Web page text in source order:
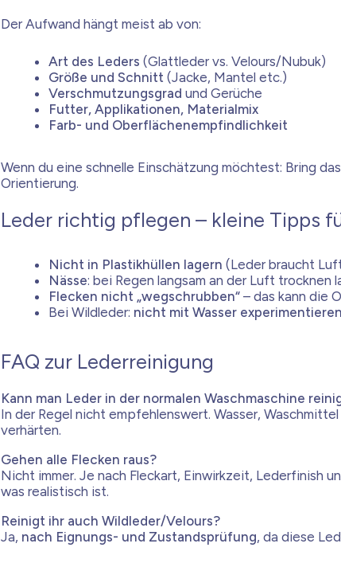
Der Aufwand hängt meist ab von:
Art des Leders (Glattleder vs. Velours/Nubuk)
Größe und Schnitt (Jacke, Mantel etc.)
Verschmutzungsgrad und Gerüche
Futter, Applikationen, Materialmix
Farb- und Oberflächenempfindlichkeit
Wenn du eine schnelle Einschätzung möchtest: Bring
Orientierung.
Leder richtig pflegen – kleine Tipps
Nicht in Plastikhüllen lagern (Leder braucht
Nässe: bei Regen langsam an der Luft trocknen
Flecken nicht „wegschrubben“ – das kann die
Bei Wildleder: nicht mit Wasser experimentieren
FAQ zur Lederreinigung
Kann man Leder in der normalen Waschmaschine
In der Regel nicht empfehlenswert. Wasser,
verhärten.
Gehen alle Flecken raus?
Nicht immer. Je nach Fleckart, Einwirkzeit, Lederfinish
was realistisch ist.
Reinigt ihr auch Wildleder/Velours?
Ja, nach Eignungs- und Zustandsprüfung, da diese